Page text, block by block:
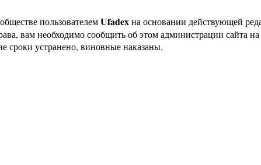
пользователемUfadexна основании действующей
вам необходимо сообщить об этом администрации сайта
сроки устранено, виновные наказаны.